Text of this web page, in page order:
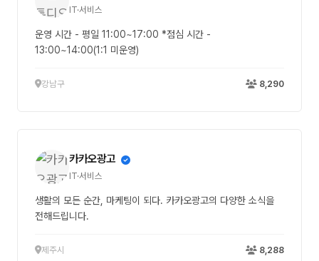
IT·서비스
운영 시간 - 평일 11:00~17:00 *점심 시간 -
13:00~14:00(1:1 미운영)
강남구 8,290
카카오광고
IT·서비스
생활의 모든 순간, 마케팅이 되다. 카카오광고의 다양한 소식을
전해드립니다.
제주시 8,288